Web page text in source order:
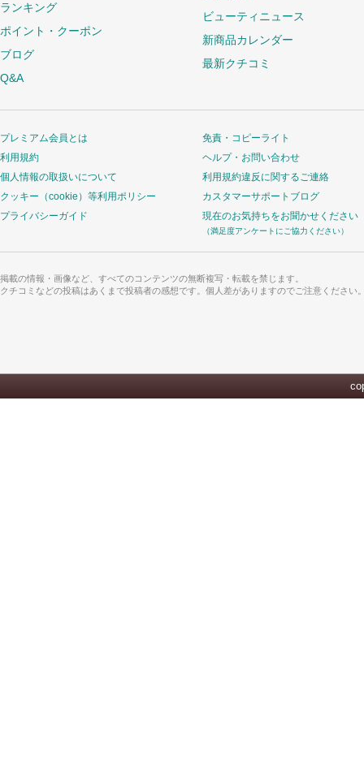
ランキング
ポイント・クーポン
ブログ
Q&A
ビューティニュース
新商品カレンダー
最新クチコミ
プレミアム会員とは
利用規約
個人情報の取扱いについて
クッキー（cookie）等利用ポリシー
プライバシーガイド
免責・コピーライト
ヘルプ・お問い合わせ
利用規約違反に関するご連絡
カスタマーサポートブログ
現在のお気持ちをお聞かせください
（満足度アンケートにご協力ください）
掲載の情報・画像など、すべてのコンテンツの無断複写・転載を禁じます。
クチコミなどの投稿はあくまで投稿者の感想です。個人差がありますのでご注意ください